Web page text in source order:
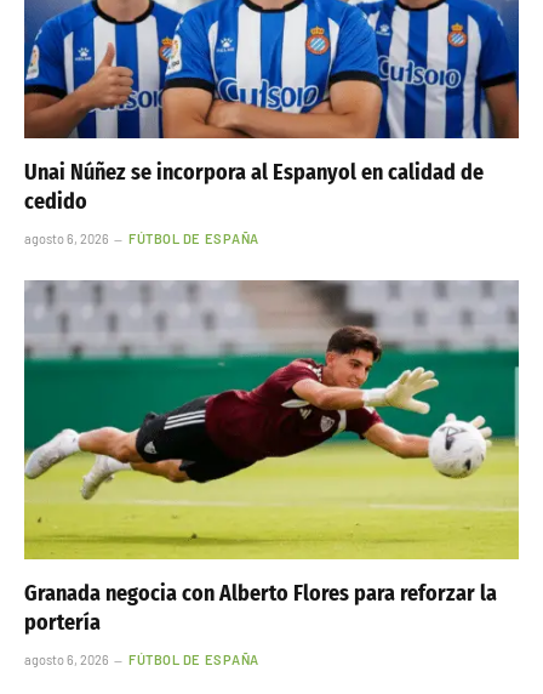
Unai Núñez se incorpora al Espanyol en calidad de
cedido
agosto 6, 2026 FÚTBOL DE ESPAÑA
Granada negocia con Alberto Flores para reforzar la
portería
agosto 6, 2026 FÚTBOL DE ESPAÑA